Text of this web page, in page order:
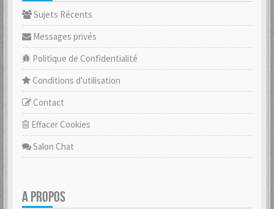
Sujets Récents
Messages privés
Politique de Confidentialité
Conditions d'utilisation
Contact
Effacer Cookies
Salon Chat
A PROPOS